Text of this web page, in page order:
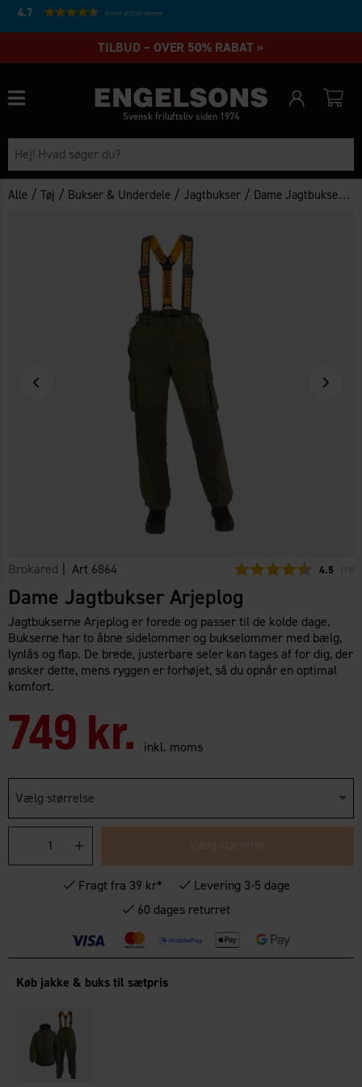
4.7 Baseret på 27231 stemmer
TILBUD – OVER 50% RABAT »
Svensk friluftsliv siden 1974
Alle /Tøj / Bukser & Underdele /Jagtbukser / Dame Jagtbukser Arjeplog
Brokared | Art 6864 4.5 13
Dame Jagtbukser Arjeplog
Jagtbukserne Arjeplog er forede og passer til de kolde dage.
Bukserne har to åbne sidelommer og bukselommer med bælg,
lynlås og flap. De brede, justerbare seler kan tages af for dig, der
ønsker dette, mens ryggen er forhøjet, så du opnår en optimal
komfort.
749 kr. inkl. moms
Vælg størrelse
Vælg størrelse
Fragt fra 39 kr*
Levering 3-5 dage
60 dages returret
Køb jakke & buks til sætpris